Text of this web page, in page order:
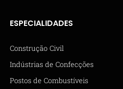
ESPECIALIDADES
Construção Civil
Indústrias de Confecções
Postos de Combustíveis